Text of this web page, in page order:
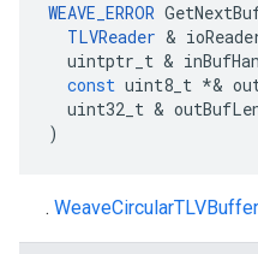
WEAVE_ERROR
TLVReader &
uintptr_t &
const uint8_t *&
uint32_t &
)
.